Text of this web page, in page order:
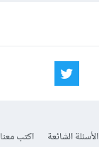
الأسئلة الشائعة اكتب معنا